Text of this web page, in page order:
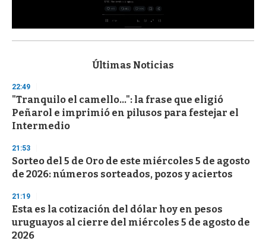
s
d
s
o
f
3
s
e
c
o
d
s
Últimas Noticias
22:49
"Tranquilo el camello...": la frase que eligió
Peñarol e imprimió en pilusos para festejar el
Intermedio
21:53
Sorteo del 5 de Oro de este miércoles 5 de agosto
de 2026: números sorteados, pozos y aciertos
21:19
Esta es la cotización del dólar hoy en pesos
uruguayos al cierre del miércoles 5 de agosto de
2026